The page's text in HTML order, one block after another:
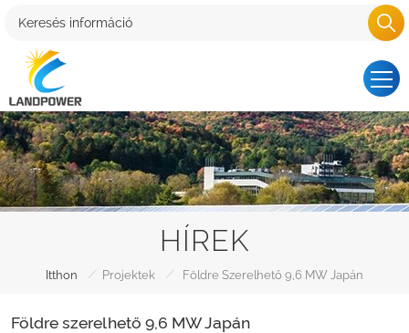
HÍREK
Itthon / Projektek / Földre Szerelhető 9,6 MW Japán
Földre szerelhető 9,6 MW Japán